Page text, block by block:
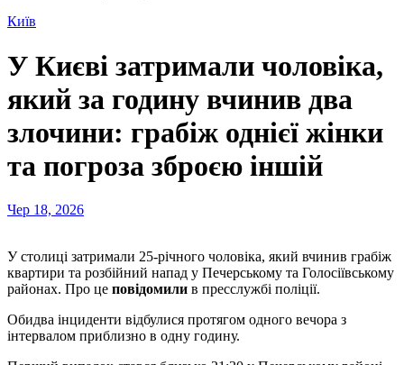
Київ
У Києві затримали чоловіка,
який за годину вчинив два
злочини: грабіж однієї жінки
та погроза зброєю іншій
Чер 18, 2026
У столиці затримали 25-річного чоловіка, який вчинив грабіж
квартири та розбійний напад у Печерському та Голосіївському
районах. Про це повідомили в пресслужбі поліції.
Обидва інциденти відбулися протягом одного вечора з
інтервалом приблизно в одну годину.